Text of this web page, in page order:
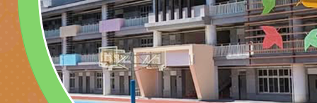
知能工作坊」
題交流工作坊」活動
業發展中心（國立羅
學）辦理「115年度
題融入教學－國民中
檢送桃園市政府LED
字稿及LCD託播圖片
檢送桃園市政府LED
字稿及LCD託播影（
國家發展委員會檔案